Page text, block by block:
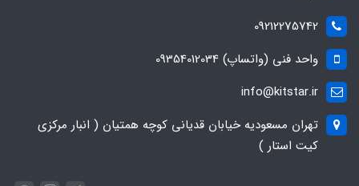
09212275742
واحد فنی (واتساپ) 09354012034
info@kitstar.ir
تهران مسعودیه خیابان قدیانی کوچه همتیان ( انبار مرکزی
کیت استار )